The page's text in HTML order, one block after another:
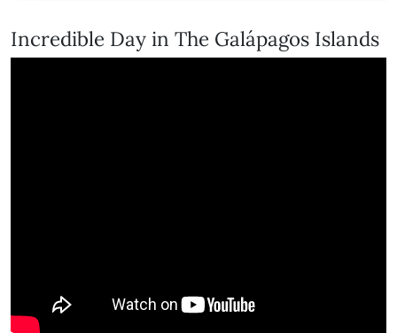
Incredible Day in The Galápagos Islands